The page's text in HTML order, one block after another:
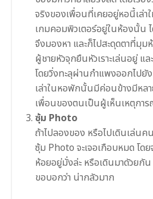
จริงของเพื่อนที่เคยอยู่หอนี้เล่า
เกมคอมพิวเตอร์อยู่ในห้องนั้น
จึงมองหา และก็ไปสะดุดตาที่มุม
ผู้ชายหัวจุกยืนหัวเราะเล่นอยู่ แ
โดยวิ่งทะลุผ่านกำแพงออกไปยั
เล่าในหอพักนั้นมีค่อนข้างมีหล
เพื่อนของตนเป็นผู้เห็นเหตุกา
ซุ้ม Photo
ถ้าไปลองของ หรือไปเดินเล่น
ซุ้ม Photo จะเจอเกือบหมด โด
ห้อยอยู่มั่งล่ะ หรือเดินมาดัวยกั
ขอบอกว่า น่ากลัวมาก